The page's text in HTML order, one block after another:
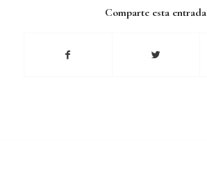
Comparte esta entrada